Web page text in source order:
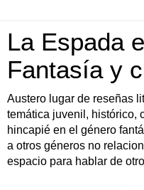
La Espada
Fantasía y
Austero lugar de reseñas
temática juvenil, histórico,
hincapié en el género
a otros géneros no
espacio para hablar de